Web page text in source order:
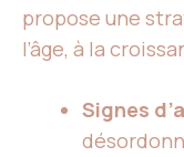
propose une
l’âge, à la
Signes